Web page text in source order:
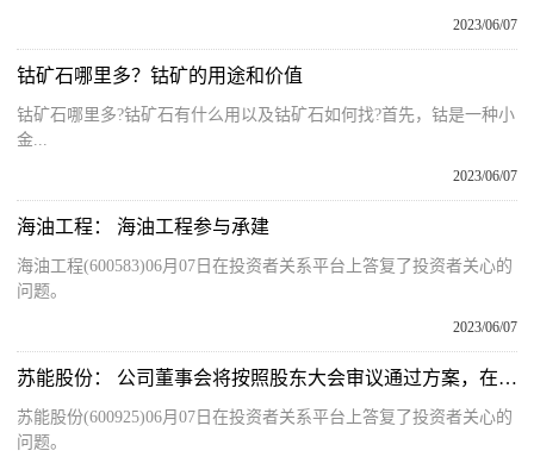
2023/06/07
钴矿石哪里多？钴矿的用途和价值
钴矿石哪里多?钴矿石有什么用以及钴矿石如何找?首先，钴是一种小
金...
2023/06/07
海油工程： 海油工程参与承建
海油工程(600583)06月07日在投资者关系平台上答复了投资者关心的
问题。
2023/06/07
苏能股份： 公司董事会将按照股东大会审议通过方案，在规定时间内完成股利派发 全球今日讯
苏能股份(600925)06月07日在投资者关系平台上答复了投资者关心的
问题。